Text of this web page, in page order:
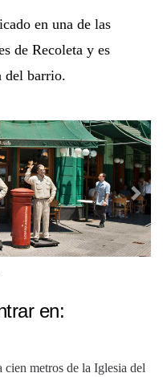
en una de las
de Recoleta y es
del barrio.
en:
metros de la Iglesia del